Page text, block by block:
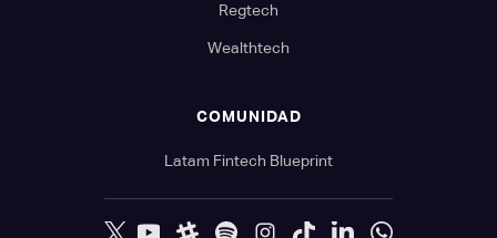
Regtech
Wealthtech
COMUNIDAD
Latam Fintech Blueprint